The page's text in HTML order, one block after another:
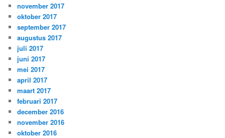
november 2017
oktober 2017
september 2017
augustus 2017
juli 2017
juni 2017
mei 2017
april 2017
maart 2017
februari 2017
december 2016
november 2016
oktober 2016